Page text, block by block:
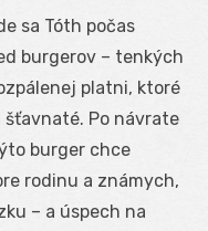
sa Tóth počas
burgerov – tenkých
platni, ktoré
Po návrate
burger chce
rodinu a známych,
– a úspech na